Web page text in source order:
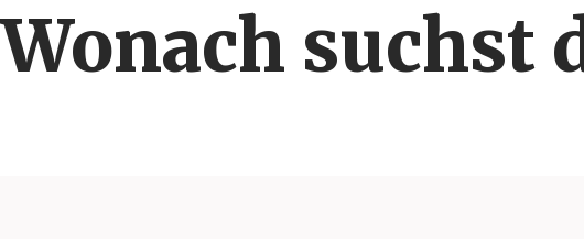
Wonach suchst